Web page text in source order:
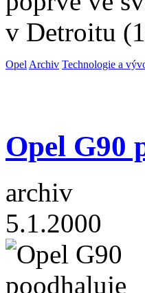
v Detroitu
Opel Archiv Technologie a
Opel G90
archiv
5.1.2000